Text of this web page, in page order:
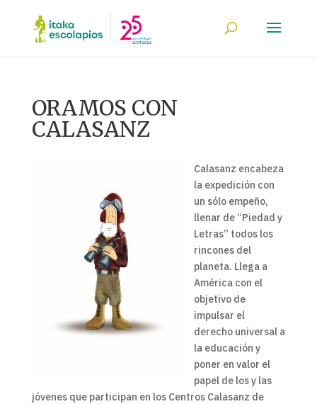
ORAMOS CON
CALASANZ
Calasanz encabeza
la expedición con
un sólo empeño,
llenar de “Piedad y
Letras” todos los
rincones del
planeta. Llega a
América con el
objetivo de
impulsar el
derecho universal a
la educación y
poner en valor el
papel de los y las
jóvenes que participan en los Centros Calasanz de